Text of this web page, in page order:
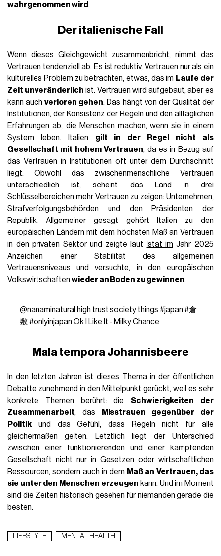
wahrgenommen wird .
Der italienische Fall
Wenn dieses Gleichgewicht zusammenbricht, nimmt das
Vertrauen tendenziell ab. Es ist reduktiv, Vertrauen nur als ein
kulturelles Problem zu betrachten, etwas, das im Laufe der
Zeit unveränderlich ist. Vertrauen wird aufgebaut, aber es
kann auchverloren gehen. Das hängt von der Qualität der
Institutionen, der Konsistenz der Regeln und den alltäglichen
Erfahrungen ab, die Menschen machen, wenn sie in einem
System leben. Italien gilt in der Regel nicht als
Gesellschaft mit hohem Vertrauen, da es in Bezug auf
das Vertrauen in Institutionen oft unter dem Durchschnitt
liegt. Obwohl das zwischenmenschliche Vertrauen
unterschiedlich ist, scheint das Land in drei
Schlüsselbereichen mehr Vertrauen zu zeigen: Unternehmen,
Strafverfolgungsbehörden und den Präsidenten der
Republik. Allgemeiner gesagt gehört Italien zu den
europäischen Ländern mit dem höchsten Maß an Vertrauen
in den privaten Sektor und zeigte laut
Istat im Jahr 2025
Anzeichen einer Stabilität des allgemeinen
Vertrauensniveaus und versuchte, in den europäischen
Volkswirtschaftenwieder an Boden zu gewinnen.
@nanaminatural high trust society things #japan #倉
敷 #onlyinjapan Ok I Like It - Milky Chance
Mala tempora Johannisbeere
In den letzten Jahren ist dieses Thema in der öffentlichen
Debatte zunehmend in den Mittelpunkt gerückt, weil es sehr
konkrete Themen berührt: dieSchwierigkeiten der
Zusammenarbeit, das
Misstrauen gegenüber der
Politikund das Gefühl, dass Regeln nicht für alle
gleichermaßen gelten. Letztlich liegt der Unterschied
zwischen einer funktionierenden und einer kämpfenden
Gesellschaft nicht nur in Gesetzen oder wirtschaftlichen
Ressourcen, sondern auch in dem Maß an Vertrauen, das
sie unter den Menschen erzeugen kann. Und im Moment
sind die Zeiten historisch gesehen für niemanden gerade die
besten.
LIFESTYLE MENTAL HEALTH